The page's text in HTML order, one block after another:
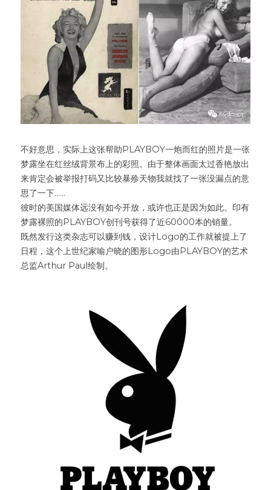
不好意思，实际上这张帮助PLAYBOY一炮而红的照片是一张
梦露坐在红丝绒背景布上的彩照。由于整体画面太过香艳放出
来肯定会被举报打码又比较暴殄天物我就找了一张没漏点的意
思了一下......
彼时的美国媒体远没有如今开放，或许也正是因为如此。印有
梦露裸照的PLAYBOY创刊号获得了近60000本的销量。
既然发行这类杂志可以赚到钱，设计Logo的工作就被提上了
日程，这个上世纪家喻户晓的图形Logo由PLAYBOY的艺术
总监Arthur Paul绘制。